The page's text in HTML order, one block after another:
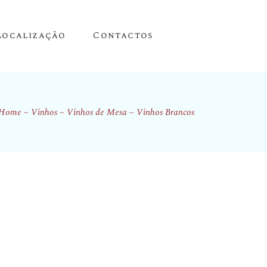
Contactos
Vinhos Vinhos de Mesa Vinhos Brancos